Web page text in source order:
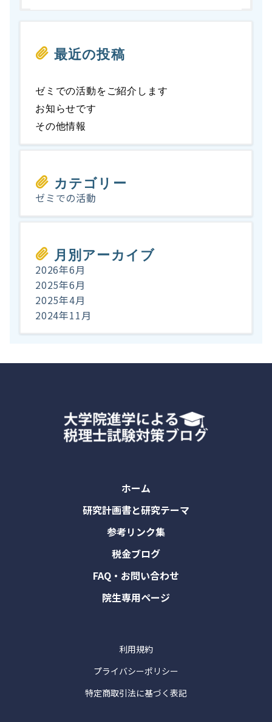
最近の投稿
ゼミでの活動をご紹介します
お知らせです
その他情報
カテゴリー
ゼミでの活動
月別アーカイブ
2026年6月
2025年6月
2025年4月
2024年11月
ホーム
研究計画書と研究テーマ
参考リンク集
税金ブログ
FAQ・お問い合わせ
院生専用ページ
利用規約
プライバシーポリシー
特定商取引法に基づく表記